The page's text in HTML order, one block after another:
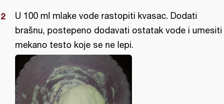
U 100 ml mlake vode rastopiti kvasac. Dodati
brašnu, postepeno dodavati ostatak vode i umesiti
mekano testo koje se ne lepi.